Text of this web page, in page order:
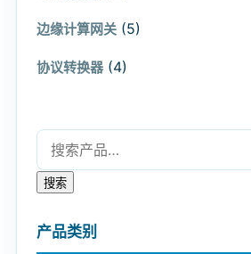
边缘计算网关 (5)
协议转换器 (4)
搜索：
搜索
产品类别